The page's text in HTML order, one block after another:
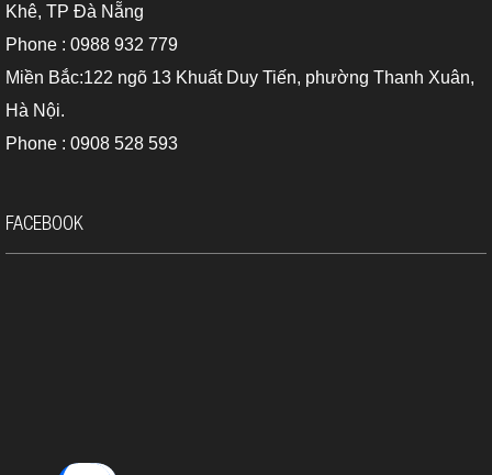
website:https://dodacvienthong.com/
chất công việc bạn cần sử dụng, chúng tôi sẽ tư vấn cho bạn
Khê, TP Đà Nẵng
Phone : 0988 932 779
Miền Bắc:122 ngõ 13 Khuất Duy Tiến, phường Thanh Xuân,
Hà Nội.
Phone : 0908 528 593
FACEBOOK